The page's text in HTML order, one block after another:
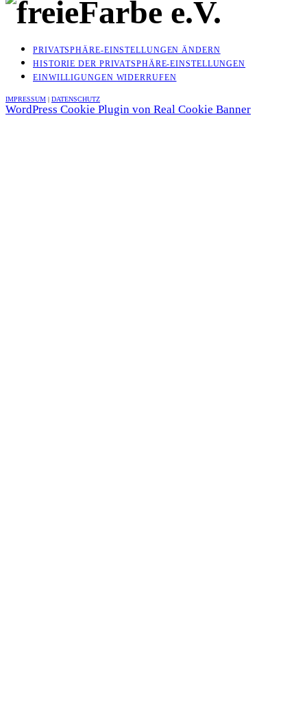
PRIVATSPHÄRE-EINSTELLUNGEN ÄNDERN
HISTORIE DER PRIVATSPHÄRE-EINSTELLUNGEN
EINWILLIGUNGEN WIDERRUFEN
IMPRESSUM DATENSCHUTZ
WordPress Cookie Plugin von Real Cookie Banner